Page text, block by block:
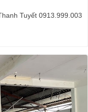
Tuyết 0913.999.003